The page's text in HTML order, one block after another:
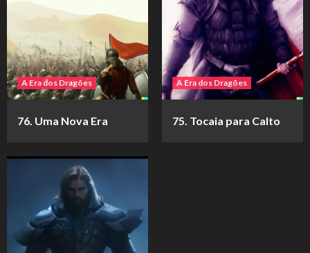
A Era dos Dragões
76. Uma Nova Era
A Era dos Dragões
75. Tocaia para Calto